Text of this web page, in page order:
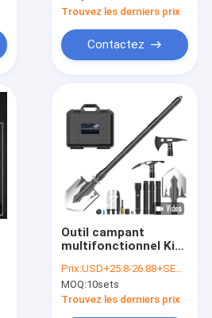
Trouvez les derniers prix
Contactez
Outil campant
multifonctionnel Kit
Adventure
Prix:USD+25.8-26.88+SETS
MOQ:10sets
Trouvez les derniers prix